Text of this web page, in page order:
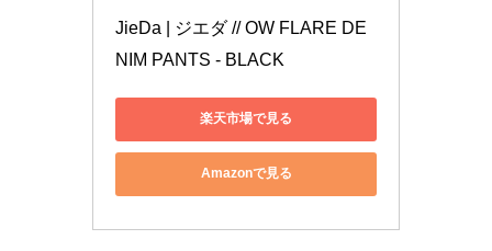
JieDa | ジエダ // OW FLARE DE
NIM PANTS - BLACK
楽天市場で見る
Amazonで見る